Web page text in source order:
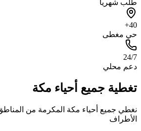
طلب شهرياً
40+
حي مغطى
24/7
دعم محلي
تغطية جميع أحياء مكة
نغطي جميع أحياء مكة المكرمة من
الأطراف